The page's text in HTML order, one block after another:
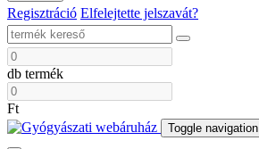
Regisztráció Elfelejtette jelszavát?
db termék
Ft
Toggle navigation